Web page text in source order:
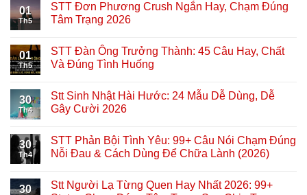
01
Th5
STT Đơn Phương Crush Ngắn Hay, Chạm Đúng
Tâm Trạng 2026
01
Th5
STT Đàn Ông Trưởng Thành: 45 Câu Hay, Chất
Và Đúng Tình Huống
30
Th4
Stt Sinh Nhật Hài Hước: 24 Mẫu Dễ Dùng, Dễ
Gây Cười 2026
30
Th4
STT Phản Bội Tình Yêu: 99+ Câu Nói Chạm Đúng
Nỗi Đau & Cách Dùng Để Chữa Lành (2026)
30
Stt Người Lạ Từng Quen Hay Nhất 2026: 99+